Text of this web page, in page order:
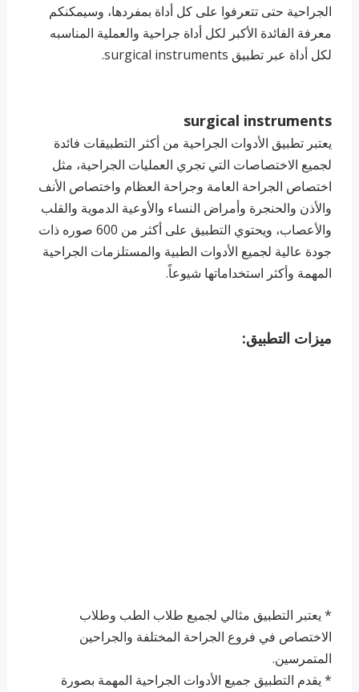
الجراحية حتى تتعرفوا على كل أداة بمفردها، وسيمكنكم
معرفة الفائدة الأكبر لكل أداة جراحية والعملية المناسبه
لكل أداة عبر تطبيق surgical instruments.
surgical instruments
يعتبر تطبيق الأدوات الجراحية من أكثر التطبيقات فائدة
لجميع الاختصاصات التي تجري العمليات الجراحية، مثل
اختصاص الجراحة العامة وجراحة العظام واختصاص الأنف
والأذن والحنجرة وأمراض النساء والأوعية الدموية والقلب
والأعصاب، ويحتوي التطبيق على أكثر من 600 صوره ذات
جودة عالية لجميع الأدوات الطبية والمستلزمات الجراحية
المهمة وأكثر استخداماتها شيوعاً.
ميزات التطبيق:
* يعتبر التطبيق مثالي لجميع طلاب الطب وطلاب
الاختصاص في فروع الجراحة المختلفة والجراحين
المتمرسين.
* يقدم التطبيق جميع الأدوات الجراحية المهمة بصورة